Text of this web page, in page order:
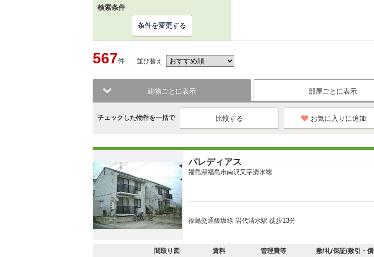
検索条件
条件を変更する
567件 並び替え
建物ごとに表示 部屋ごとに表示
チェックした物件を一括で お気に入りに追加
パレディアス
福島県福島市南沢又字清水端
福島交通飯坂線 岩代清水駅 徒歩13分
間取り図 賃料 管理費等 敷/礼/保証/敷引・